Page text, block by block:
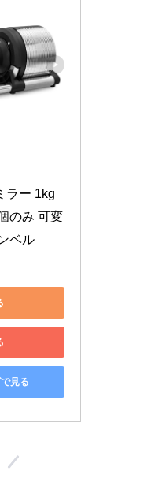
ラー 1kg
のみ 可変
ベル
見る